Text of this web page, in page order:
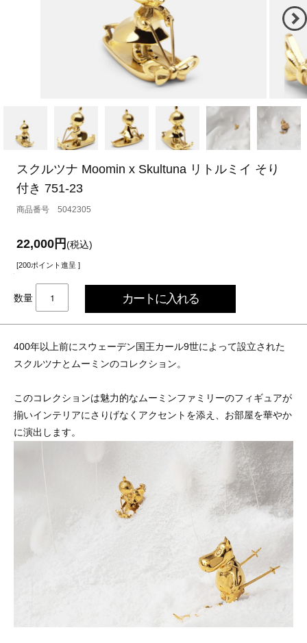
スクルツナ Moomin x Skultuna リトルミイ そり
付き 751-23
5042305
22,000円(税込)
[200ポイント進呈 ]
数量
400年以上前にスウェーデン国王カール9世によって設立された
スクルツナとムーミンのコレクション。
このコレクションは魅力的なムーミンファミリーのフィギュアが
揃いインテリアにさりげなくアクセントを添え、お部屋を華やか
に演出します。